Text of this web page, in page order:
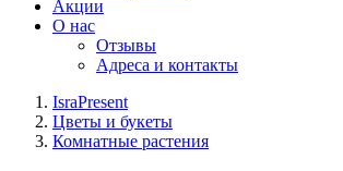
Акции
О нас
Отзывы
Адреса и контакты
IsraPresent
Цветы и букеты
Комнатные растения